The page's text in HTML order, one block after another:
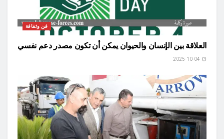
فن وثقافة
العلاقة بين الإنسان والحيوان يمكن أن تكون مصدر دعم نفسي